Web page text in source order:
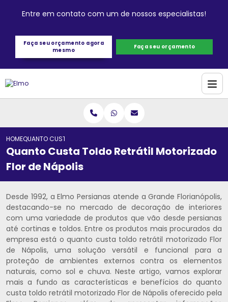
Entre em contato com um de nossos especialistas!
Faça seu orçamento agora
mesmo
Faça seu orçamento
HOMEQUANTO CUSTA TOLDO RETRÁTIL MOTORIZADO FLOR DE NÁPOLIS
Quanto Custa Toldo Retrátil Motorizado
Flor de Nápolis
Desde 1992, a Elmo Persianas atende a Grande Florianópolis,
destacando-se no mercado de decoração de interiores
com uma variedade de produtos que vão desde persianas
até cortinas e toldos. Entre os produtos mais procurados da
empresa está o quanto custa toldo retrátil motorizado Flor
de Nápolis, uma solução versátil e funcional para a
proteção de ambientes externos contra os elementos
naturais, como sol e chuva. Neste artigo, vamos explorar
mais a fundo as características e benefícios do quanto
custa toldo retrátil motorizado Flor de Nápolis oferecido pela